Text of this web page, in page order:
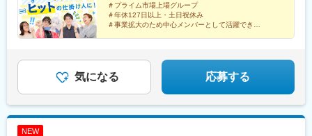
＃プライム市場上場グループ
＃年休127日以上・土日祝休み
＃事業拡大のため中心メンバーとして活躍できる
「専門性」と「チーム力」をプラスして磨こう！
気になる 応募する
NEW